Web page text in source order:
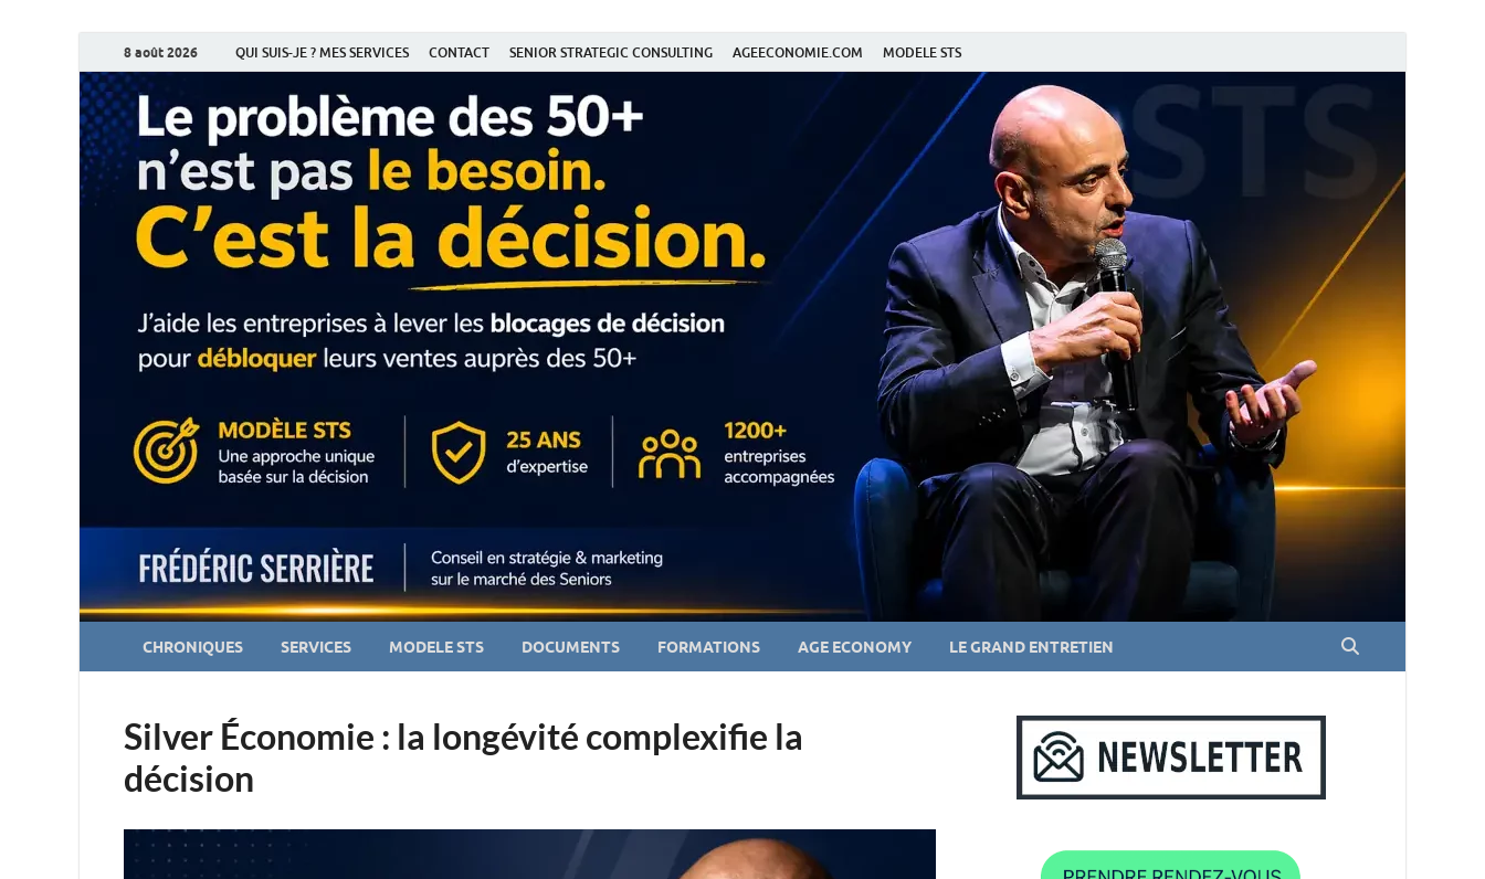
8 août 2026 QUI SUIS-JE ? MES SERVICES CONTACT SENIOR STRATEGIC CONSULTING AGEECONOMIE.COM MODELE STS
CHRONIQUES SERVICES MODELE STS DOCUMENTS FORMATIONS AGE ECONOMY LE GRAND ENTRETIEN
Silver Économie : la longévité complexifie la
décision